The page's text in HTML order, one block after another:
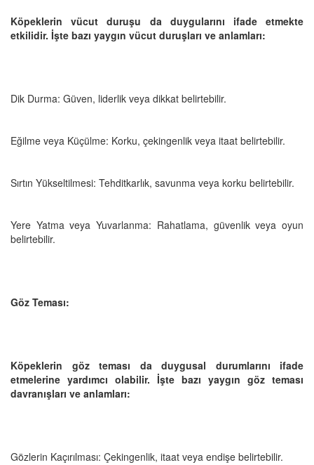
Köpeklerin vücut duruşu da duygularını ifade etmekte
etkilidir. İşte bazı yaygın vücut duruşları ve anlamları:
Dik Durma: Güven, liderlik veya dikkat belirtebilir.
Eğilme veya Küçülme: Korku, çekingenlik veya itaat belirtebilir.
Sırtın Yükseltilmesi: Tehditkarlık, savunma veya korku belirtebilir.
Yere Yatma veya Yuvarlanma: Rahatlama, güvenlik veya oyun
belirtebilir.
Göz Teması:
Köpeklerin göz teması da duygusal durumlarını ifade
etmelerine yardımcı olabilir. İşte bazı yaygın göz teması
davranışları ve anlamları:
Gözlerin Kaçırılması: Çekingenlik, itaat veya endişe belirtebilir.